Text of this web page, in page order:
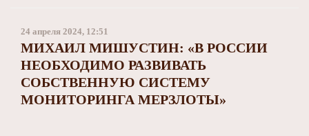
24 апреля 2024, 12:51
МИХАИЛ МИШУСТИН: «В РОССИИ
НЕОБХОДИМО РАЗВИВАТЬ
СОБСТВЕННУЮ СИСТЕМУ
МОНИТОРИНГА МЕРЗЛОТЫ»